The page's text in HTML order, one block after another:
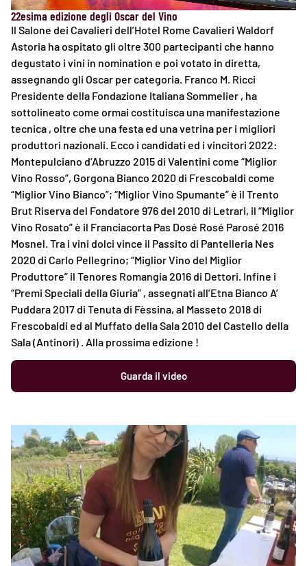
22esima edizione degli Oscar del Vino
Il Salone dei Cavalieri dell’Hotel Rome Cavalieri Waldorf
Astoria ha ospitato gli oltre 300 partecipanti che hanno
degustato i vini in nomination e poi votato in diretta,
assegnando gli Oscar per categoria. Franco M. Ricci
Presidente della Fondazione Italiana Sommelier , ha
sottolineato come ormai costituisca una manifestazione
tecnica , oltre che una festa ed una vetrina per i migliori
produttori nazionali. Ecco i candidati ed i vincitori 2022:
Montepulciano d’Abruzzo 2015 di Valentini come “Miglior
Vino Rosso”, Gorgona Bianco 2020 di Frescobaldi come
“Miglior Vino Bianco”; “Miglior Vino Spumante” è il Trento
Brut Riserva del Fondatore 976 del 2010 di Letrari, il “Miglior
Vino Rosato” è il Franciacorta Pas Dosé Rosé Parosé 2016
Mosnel. Tra i vini dolci vince il Passito di Pantelleria Nes
2020 di Carlo Pellegrino; “Miglior Vino del Miglior
Produttore” il Tenores Romangia 2016 di Dettori. Infine i
“Premi Speciali della Giuria” , assegnati all’Etna Bianco A’
Puddara 2017 di Tenuta di Fèssina, al Masseto 2018 di
Frescobaldi ed al Muffato della Sala 2010 del Castello della
Sala (Antinori) . Alla prossima edizione !
Guarda il video